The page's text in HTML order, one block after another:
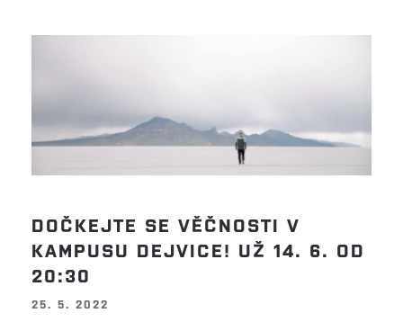
DOČKEJTE SE VĚČNOSTI V
KAMPUSU DEJVICE! UŽ 14. 6. OD
20:30
25. 5. 2022